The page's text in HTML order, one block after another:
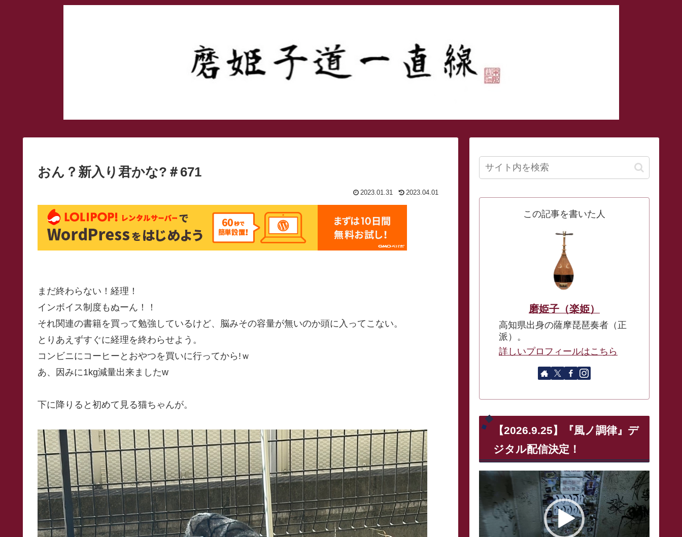
おん？新入り君かな?＃671
2023.01.31 2023.04.01
まだ終わらない！経理！
インボイス制度もぬーん！！
それ関連の書籍を買って勉強しているけど、脳みその容量が無いのか頭に入ってこない。
とりあえずすぐに経理を終わらせよう。
コンビニにコーヒーとおやつを買いに行ってから!ｗ
あ、因みに1kg減量出来ましたw
下に降りると初めて見る猫ちゃんが。
この記事を書いた人
磨姫子（楽姫）
高知県出身の薩摩琵琶奏者（正
派）。
詳しいプロフィールはこちら
【2026.9.25】『風ノ調律』デ
ジタル配信決定！
プ